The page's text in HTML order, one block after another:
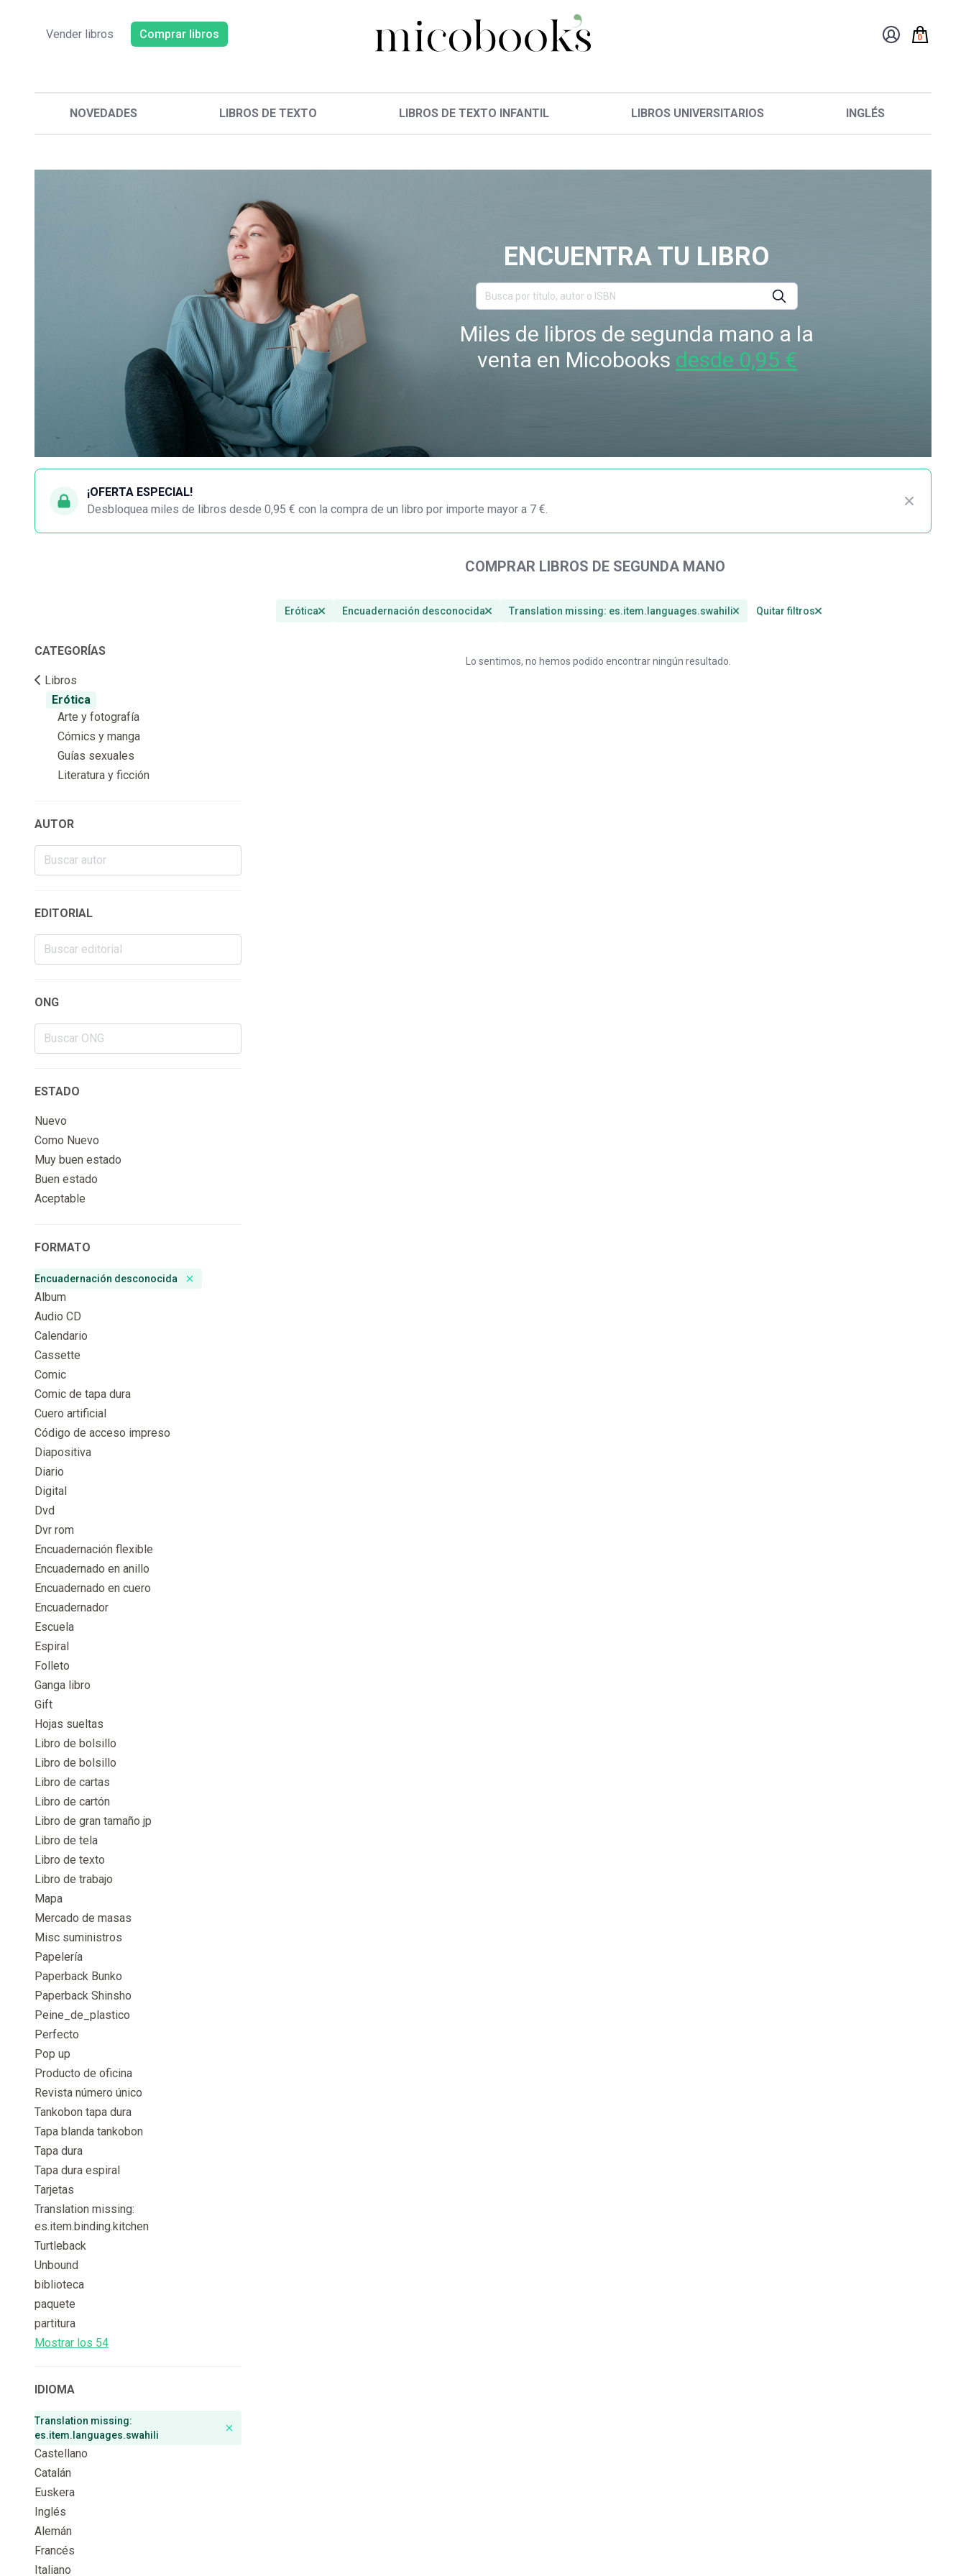
Vender libros Comprar libros 0
NOVEDADES LIBROS DE TEXTO LIBROS DE TEXTO INFANTIL LIBROS UNIVERSITARIOS INGLÉS
ENCUENTRA TU LIBRO
Miles de libros de segunda mano a la
venta en Micobooks desde 0,95 €
¡OFERTA ESPECIAL!
Desbloquea miles de libros desde 0,95 € con la compra de un libro por importe mayor a 7 €.
COMPRAR LIBROS DE SEGUNDA MANO
Erótica Encuadernación desconocida Translation missing: es.item.languages.swahili Quitar filtros
CATEGORÍAS
Libros
Erótica
Arte y fotografía
Cómics y manga
Guías sexuales
Literatura y ficción
AUTOR
EDITORIAL
ONG
ESTADO
Nuevo
Como Nuevo
Muy buen estado
Buen estado
Aceptable
FORMATO
Encuadernación desconocida
Remove badge
Album
Audio CD
Calendario
Cassette
Comic
Comic de tapa dura
Cuero artificial
Código de acceso impreso
Diapositiva
Diario
Digital
Dvd
Dvr rom
Encuadernación flexible
Encuadernado en anillo
Encuadernado en cuero
Encuadernador
Escuela
Espiral
Folleto
Ganga libro
Gift
Hojas sueltas
Libro de bolsillo
Libro de bolsillo
Libro de cartas
Libro de cartón
Libro de gran tamaño jp
Libro de tela
Libro de texto
Libro de trabajo
Mapa
Mercado de masas
Misc suministros
Papelería
Paperback Bunko
Paperback Shinsho
Peine_de_plastico
Perfecto
Pop up
Producto de oficina
Revista número único
Tankobon tapa dura
Tapa blanda tankobon
Tapa dura
Tapa dura espiral
Tarjetas
Translation missing:
es.item.binding.kitchen
Turtleback
Unbound
biblioteca
paquete
partitura
Mostrar los 54
IDIOMA
Translation missing:
es.item.languages.swahili
Remove badge
Castellano
Catalán
Euskera
Inglés
Alemán
Francés
Italiano
Lo sentimos, no hemos podido encontrar ningún resultado.